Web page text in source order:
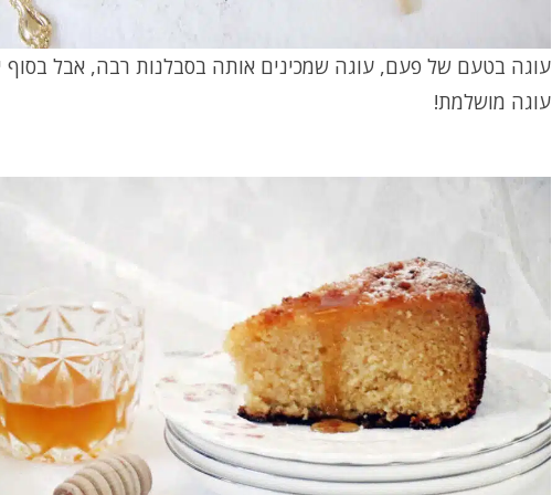
עוגה בטעם של פעם, עוגה שמכינים אותה בסבלנות רבה, אבל בסוף
עוגה מושלמת!